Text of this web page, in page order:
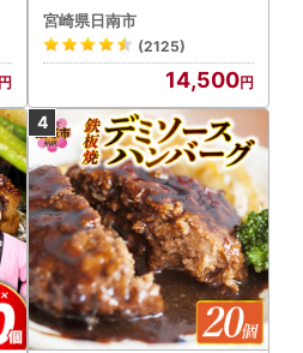
牛 赤身 焼肉 計800g FN-Li
mited-PR_BDV5-26-2W
宮崎県日南市
(2125)
14,500